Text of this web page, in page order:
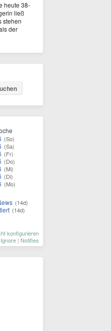
heute 38-
ließ
stehen
der
(So)
(Sa)
(Fr)
(Do)
(Mi)
(Di)
(Mo)
(14d)
(14d)
konfigurieren
Ignore | Notifies